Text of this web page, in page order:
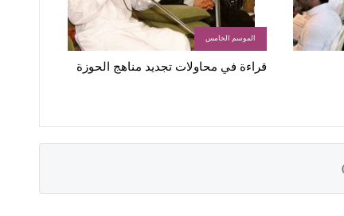
الموسم الخامس
قراءة في محاولات تجديد مناهج الحوزة